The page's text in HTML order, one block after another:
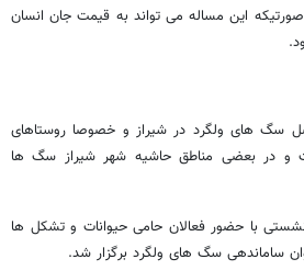
صورتیکه این مساله می تواند به قیمت جان انسان
سگ های ولگرد در شیراز و خصوصا روستاهای
و در بعضی مناطق حاشیه شهر شیراز سگ ها
با حضور فعالان حامی حیوانات و تشکل ها
ساماندهی سگ های ولگرد برگزار شد.